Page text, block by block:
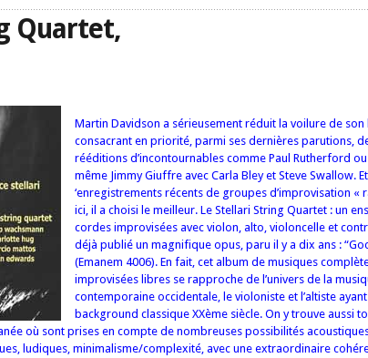
Quartet,
Martin Davidson a sérieusement réduit la voilure de son
consacrant en priorité, parmi ses dernières parutions,
rééditions d’incontournables comme Paul Rutherford ou
même Jimmy Giuffre avec Carla Bley et Steve Swallow.
‘enregistrements récents de groupes d’improvisation «
ici, il a choisi le meilleur. Le Stellari String Quartet : un
cordes improvisées avec violon, alto, violoncelle et
déjà publié un magnifique opus, paru il y a dix ans :
(Emanem 4006). En fait, cet album de musiques
improvisées libres se rapproche de l’univers de la
contemporaine occidentale, le violoniste et l’altiste
background classique XXème siècle. On y trouve aussi
où sont prises en compte de nombreuses possibilités
ludiques, minimalisme/complexité, avec une extraordinaire